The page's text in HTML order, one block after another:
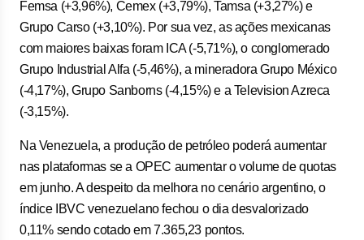
Femsa (+3,96%), Cemex (+3,79%), Tamsa (+3,27%) e
Grupo Carso (+3,10%). Por sua vez, as ações mexicanas
com maiores baixas foram ICA (-5,71%), o conglomerado
Grupo Industrial Alfa (-5,46%), a mineradora Grupo México
(-4,17%), Grupo Sanborns (-4,15%) e a Television Azreca
(-3,15%).
Na Venezuela, a produção de petróleo poderá aumentar
nas plataformas se a OPEC aumentar o volume de quotas
em junho. A despeito da melhora no cenário argentino, o
índice IBVC venezuelano fechou o dia desvalorizado
0,11% sendo cotado em 7.365,23 pontos.